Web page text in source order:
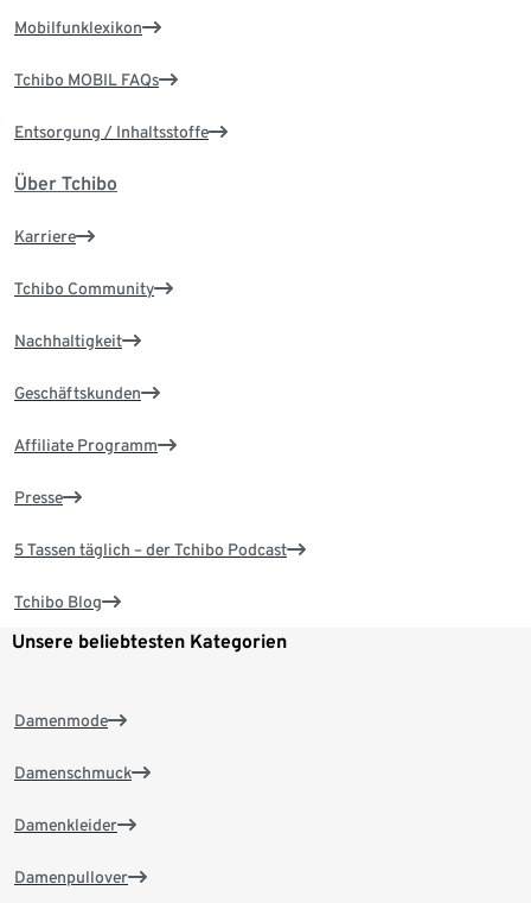
Mobilfunklexikon
Tchibo MOBIL FAQs
Entsorgung / Inhaltsstoffe
Über Tchibo
Karriere
Tchibo Community
Nachhaltigkeit
Geschäftskunden
Affiliate Programm
Presse
5 Tassen täglich – der Tchibo Podcast
Tchibo Blog
Unsere beliebtesten Kategorien
Damenmode
Damenschmuck
Damenkleider
Damenpullover